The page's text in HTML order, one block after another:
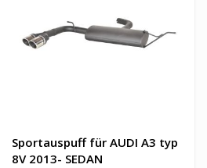
Sportauspuff für AUDI A3 typ
8V 2013- SEDAN